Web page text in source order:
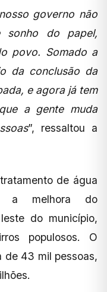
governo não
sonho do papel,
povo. Somado a
da conclusão da
e agora já tem
a gente muda
”, ressaltou a
de água
a melhora do
do município,
populosos. O
de 43 mil pessoas,